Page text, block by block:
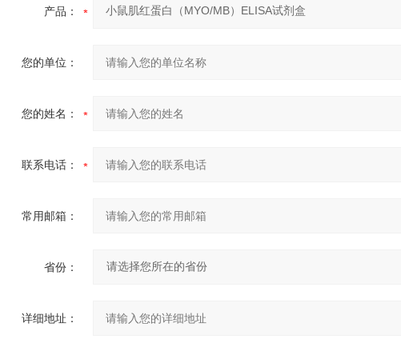
产品：
您的单位：
您的姓名：
联系电话：
常用邮箱：
省份：
详细地址：